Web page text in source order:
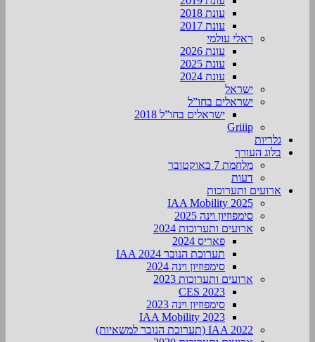
עונת 2018
עונת 2017
ראלי עולמי
עונת 2026
עונת 2025
עונת 2024
ישראל
ישראלים בחו”ל
ישראלים בחו”ל 2018
Griiip
גלריות
בלוג העורך
מלחמת 7 באוקטובר
דעות
ארועים ותערוכות
2025 IAA Mobility
סימפוזיון וינה 2025
ארועים ותערוכות 2024
פאריס 2024
תערוכת הנובר IAA 2024
סימפוזיון וינה 2024
ארועים ותערוכות 2023
CES 2023
סימפוזיון וינה 2023
IAA Mobility 2023
IAA 2022 (תערוכת הנובר למשאיות)